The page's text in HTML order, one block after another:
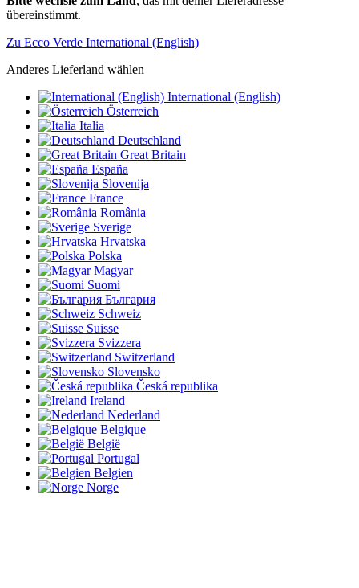
übereinstimmt.
Zu Ecco Verde International (English)
Anderes Lieferland wählen
International (English)
Österreich
Italia
Deutschland
Great Britain
España
Slovenija
France
România
Sverige
Hrvatska
Polska
Magyar
Suomi
България
Schweiz
Suisse
Svizzera
Switzerland
Slovensko
Česká republika
Ireland
Nederland
Belgique
België
Portugal
Belgien
Norge